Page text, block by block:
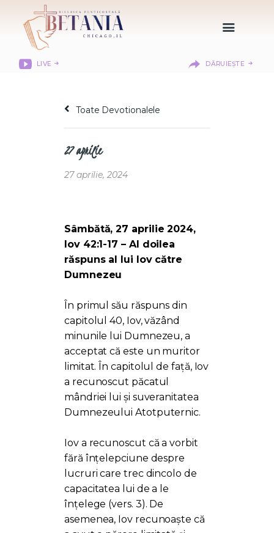
LIVE DĂRUIEȘTE
DESPRE NOI
CITIREA BIBLIEI
MISIUNEA BETANIA
LOGIN MEMBER
PORTAL
Toate Devotionalele
27 aprilie
27 aprilie, 2024
Sâmbătă, 27 aprilie 2024,
Iov 42:1-17 – Al doilea
răspuns al lui Iov către
Dumnezeu
În primul său răspuns din
capitolul 40, Iov, văzând
minunile lui Dumnezeu, a
acceptat că este un muritor
limitat. În capitolul de față, Iov
a recunoscut păcatul
mândriei lui și suveranitatea
Dumnezeului Atotputernic.
Iov a recunoscut că a vorbit
fără înțelepciune despre
lucruri care trec dincolo de
capacitatea lui de a le
înțelege (vers. 3). De
asemenea, Iov recunoaște că